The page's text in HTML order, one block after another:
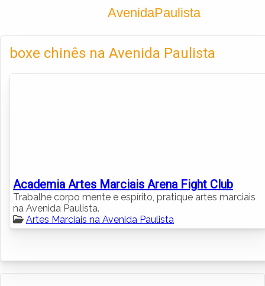
AvenidaPaulista
Criar conta
boxe chinês na Avenida Paulista
Academia Artes Marciais Arena Fight Club
Trabalhe corpo mente e espírito, pratique artes marciais
na Avenida Paulista.
Artes Marciais na Avenida Paulista